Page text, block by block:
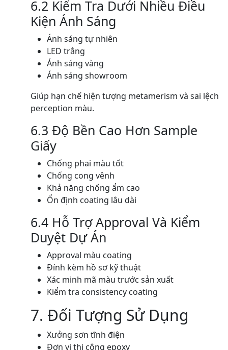
6.2 Kiểm Tra Dưới Nhiều Điều
Kiện Ánh Sáng
Ánh sáng tự nhiên
LED trắng
Ánh sáng vàng
Ánh sáng showroom
Giúp hạn chế hiện tượng metamerism và sai lệch
perception màu.
6.3 Độ Bền Cao Hơn Sample
Giấy
Chống phai màu tốt
Chống cong vênh
Khả năng chống ẩm cao
Ổn định coating lâu dài
6.4 Hỗ Trợ Approval Và Kiểm
Duyệt Dự Án
Approval màu coating
Đính kèm hồ sơ kỹ thuật
Xác minh mã màu trước sản xuất
Kiểm tra consistency coating
7. Đối Tượng Sử Dụng
Xưởng sơn tĩnh điện
Đơn vị thi công epoxy